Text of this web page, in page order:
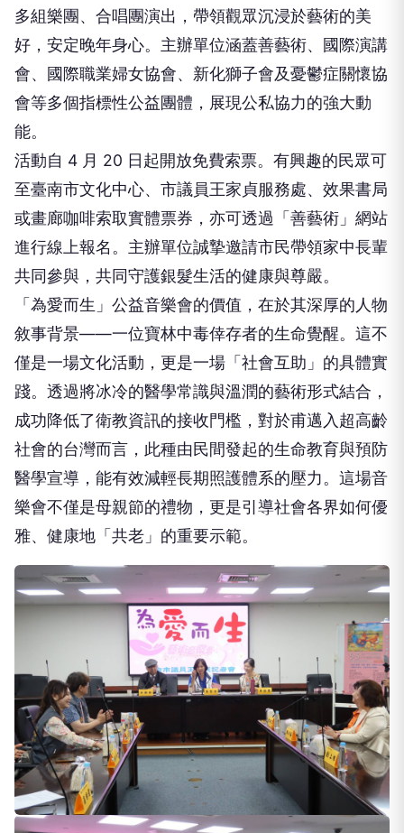
多組樂團、合唱團演出，帶領觀眾沉浸於藝術的美
好，安定晚年身心。主辦單位涵蓋善藝術、國際演講
會、國際職業婦女協會、新化獅子會及憂鬱症關懷協
會等多個指標性公益團體，展現公私協力的強大動
能。
活動自 4 月 20 日起開放免費索票。有興趣的民眾可
至臺南市文化中心、市議員王家貞服務處、效果書局
或畫廊咖啡索取實體票券，亦可透過「善藝術」網站
進行線上報名。主辦單位誠摯邀請市民帶領家中長輩
共同參與，共同守護銀髮生活的健康與尊嚴。
「為愛而生」公益音樂會的價值，在於其深厚的人物
敘事背景——一位寶林中毒倖存者的生命覺醒。這不
僅是一場文化活動，更是一場「社會互助」的具體實
踐。透過將冰冷的醫學常識與溫潤的藝術形式結合，
成功降低了衛教資訊的接收門檻，對於甫邁入超高齡
社會的台灣而言，此種由民間發起的生命教育與預防
醫學宣導，能有效減輕長期照護體系的壓力。這場音
樂會不僅是母親節的禮物，更是引導社會各界如何優
雅、健康地「共老」的重要示範。